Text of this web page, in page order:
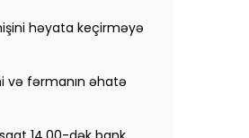
həyata keçirməyə
və fərmanın əhatə